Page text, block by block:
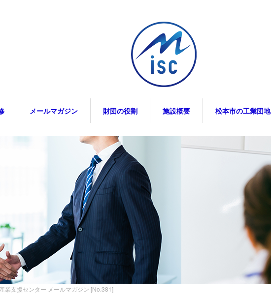
メールマガジン 財団の役割 施設概要 松本市の工業団地
業支援センター メールマガジン [No.381]